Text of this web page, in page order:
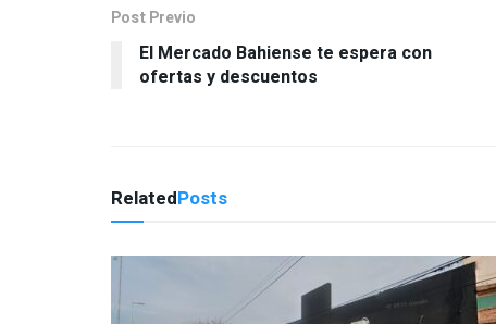
Post Previo
El Mercado Bahiense te espera con
ofertas y descuentos
RelatedPosts